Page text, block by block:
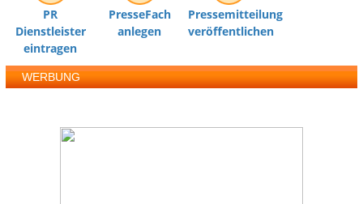
PR
Dienstleister
eintragen
PresseFach
anlegen
Pressemitteilung
veröffentlichen
WERBUNG